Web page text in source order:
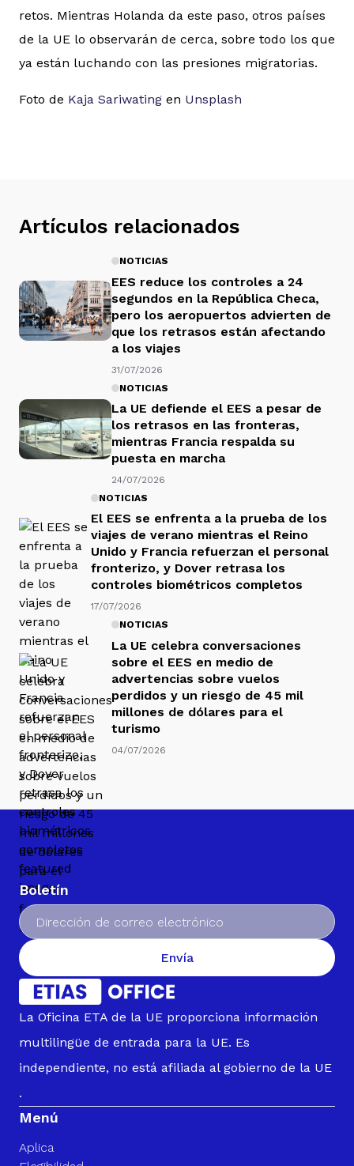
retos. Mientras Holanda da este paso, otros países
de la UE lo observarán de cerca, sobre todo los que
ya están luchando con las presiones migratorias.
Foto de Kaja Sariwating en Unsplash
Artículos relacionados
NOTICIAS
EES reduce los controles a 24
segundos en la República Checa,
pero los aeropuertos advierten de
que los retrasos están afectando
a los viajes
31/07/2026
NOTICIAS
La UE defiende el EES a pesar de
los retrasos en las fronteras,
mientras Francia respalda su
puesta en marcha
24/07/2026
NOTICIAS
El EES se enfrenta a la prueba de los
viajes de verano mientras el Reino
Unido y Francia refuerzan el personal
fronterizo, y Dover retrasa los
controles biométricos completos
17/07/2026
NOTICIAS
La UE celebra conversaciones
sobre el EES en medio de
advertencias sobre vuelos
perdidos y un riesgo de 45 mil
millones de dólares para el
turismo
04/07/2026
Boletín
Envía
La Oficina ETA de la UE proporciona información
multilingüe de entrada para la UE. Es
independiente, no está afiliada al gobierno de la UE
.
Menú
Aplica